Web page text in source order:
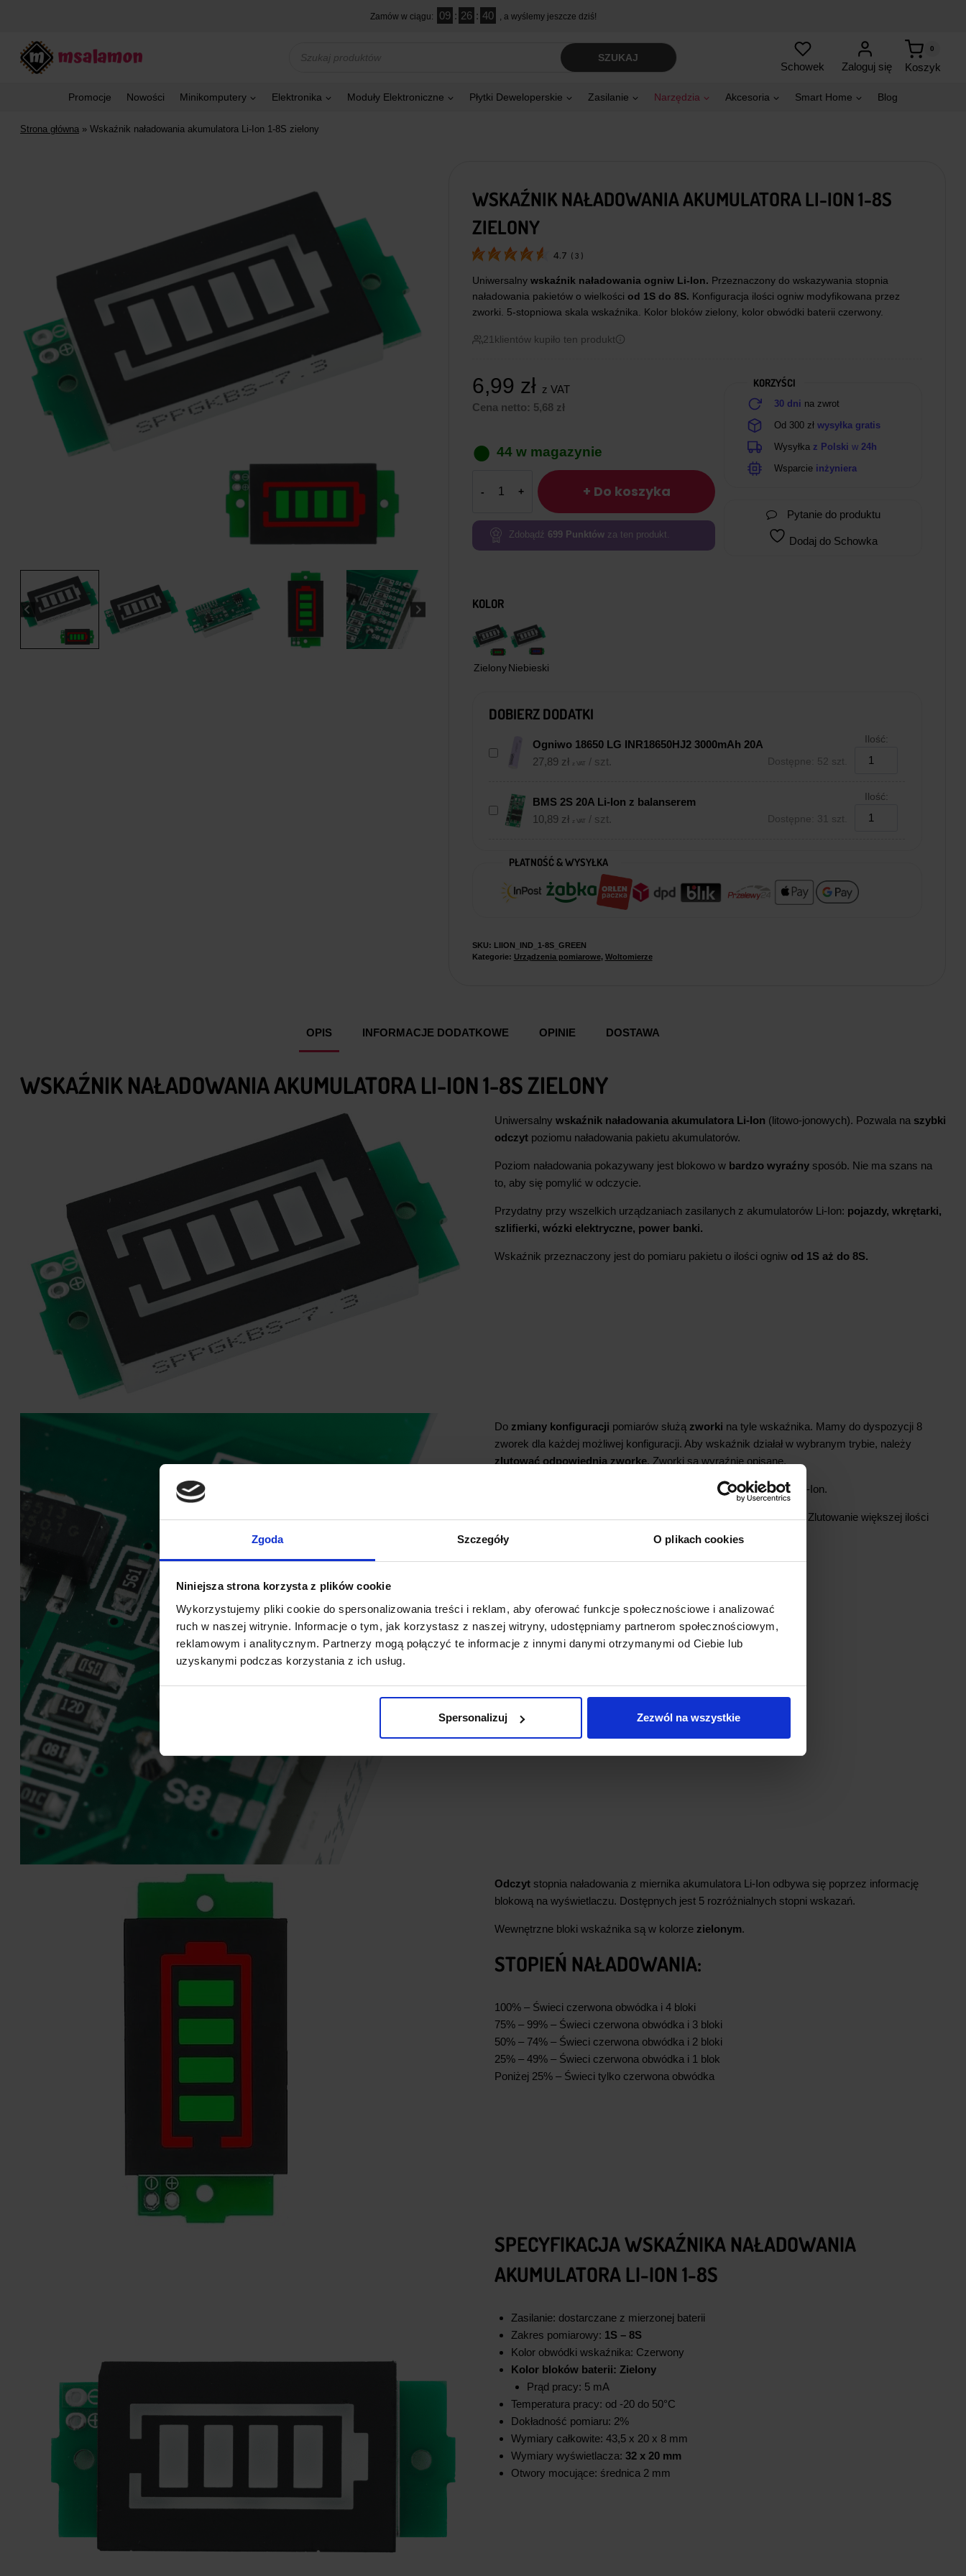
Zgoda Szczegóły O plikach cookies
Niniejsza strona korzysta z plików cookie
Wykorzystujemy pliki cookie do spersonalizowania treści i reklam, aby oferować funkcje społecznościowe i analizować
ruch w naszej witrynie. Informacje o tym, jak korzystasz z naszej witryny, udostępniamy partnerom społecznościowym,
reklamowym i analitycznym. Partnerzy mogą połączyć te informacje z innymi danymi otrzymanymi od Ciebie lub
uzyskanymi podczas korzystania z ich usług.
Spersonalizuj Zezwól na wszystkie
Zamów w ciągu: 09 : 26 : 39 , a wyślemy jeszcze dziś!
produktów
SZUKAJ
Schowek Zaloguj się Koszyk
0
Promocje Nowości Minikomputery Elektronika Moduły Elektroniczne Płytki Deweloperskie Zasilanie Narzędzia Akcesoria Smart Home Blog
Strona główna » Wskaźnik naładowania akumulatora Li-Ion 1-8S zielony
WSKAŹNIK NAŁADOWANIA AKUMULATORA LI-ION 1-8S
ZIELONY
4.7 ( 3 )
Uniwersalny wskaźnik naładowania ogniw Li-Ion. Przeznaczony do wskazywania stopnia
naładowania pakietów o wielkości od 1S do 8S. Konfiguracja ilości ogniw modyfikowana przez
zworki. 5-stopniowa skala wskaźnika. Kolor bloków zielony, kolor obwódki baterii czerwony.
21 klientów kupiło ten produkt
6,99 zł z VAT
Cena netto: 5,68 zł
44 w magazynie
Wskaźnik
akumulatora
Li-
8S
+ Do koszyka
Zdobądź 699Punktówza ten produkt.
KORZYŚCI
30 dni na zwrot
Od 300 złwysyłka gratis
Wysyłka z Polskiw24h
Wsparcie inżyniera
Pytanie do produktu
Dodaj do Schowka
KOLOR
Zielony Niebieski
DOBIERZ DODATKI
Ogniwo 18650 LG INR18650HJ2 3000mAh 20A
27,89 zł z VAT / szt. Dostępne: 52 szt.
Ilość:
BMS 2S 20A Li-Ion z balanserem
10,89 zł z VAT / szt. Dostępne: 31 szt.
Ilość:
PŁATNOŚĆ & WYSYŁKA
SKU: LIION_IND_1-8S_GREEN
Kategorie: Urządzenia pomiarowe, Woltomierze
OPIS INFORMACJE DODATKOWE OPINIE DOSTAWA
WSKAŹNIK NAŁADOWANIA AKUMULATORA LI-ION 1-8S ZIELONY
Uniwersalny wskaźnik naładowania akumulatora Li-Ion (litowo-jonowych). Pozwala na szybki
odczyt poziomu naładowania pakietu akumulatorów.
Poziom naładowania pokazywany jest blokowo w bardzo wyraźny sposób. Nie ma szans na
to, aby się pomylić w odczycie.
Przydatny przy wszelkich urządzaniach zasilanych z akumulatorów Li-Ion: pojazdy, wkrętarki,
szlifierki, wózki elektryczne, power banki.
Wskaźnik przeznaczony jest do pomiaru pakietu o ilości ogniw od 1S aż do 8S.
Do zmiany konfiguracji pomiarów służą zworki na tyle wskaźnika. Mamy do dyspozycji 8
zworek dla każdej możliwej konfiguracji. Aby wskaźnik działał w wybranym trybie, należy
zlutować odpowiednią zworkę. Zworki są wyraźnie opisane.
Domyślnie założona jest zworka S1 dla pomiaru jednego ogniwa Li-Ion.
Uwaga.Nie należy lutować więcej niż jedną zworkę jednocześnie. Zlutowanie większej ilości
może doprowadzić do uszkodzenia wskaźnika.
Odczyt stopnia naładowania z miernika akumulatora Li-Ion odbywa się poprzez informację
blokową na wyświetlaczu. Dostępnych jest 5 rozróżnialnych stopni wskazań.
Wewnętrzne bloki wskaźnika są w kolorze zielonym.
STOPIEŃ NAŁADOWANIA:
100% – Świeci czerwona obwódka i 4 bloki
75% – 99% – Świeci czerwona obwódka i 3 bloki
50% – 74% – Świeci czerwona obwódka i 2 bloki
25% – 49% – Świeci czerwona obwódka i 1 blok
Poniżej 25% – Świeci tylko czerwona obwódka
SPECYFIKACJA WSKAŹNIKA NAŁADOWANIA
AKUMULATORA LI-ION 1-8S
Zasilanie: dostarczane z mierzonej baterii
Zakres pomiarowy: 1S – 8S
Kolor obwódki wskaźnika: Czerwony
Kolor bloków baterii: Zielony
Prąd pracy: 5 mA
Temperatura pracy: od -20 do 50°C
Dokładność pomiaru: 2%
Wymiary całkowite: 43,5 x 20 x 8 mm
Wymiary wyświetlacza: 32 x 20 mm
Otwory mocujące: średnica 2 mm